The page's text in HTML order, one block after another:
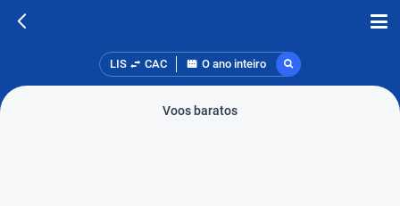
LIS CAC O ano inteiro
Voos baratos